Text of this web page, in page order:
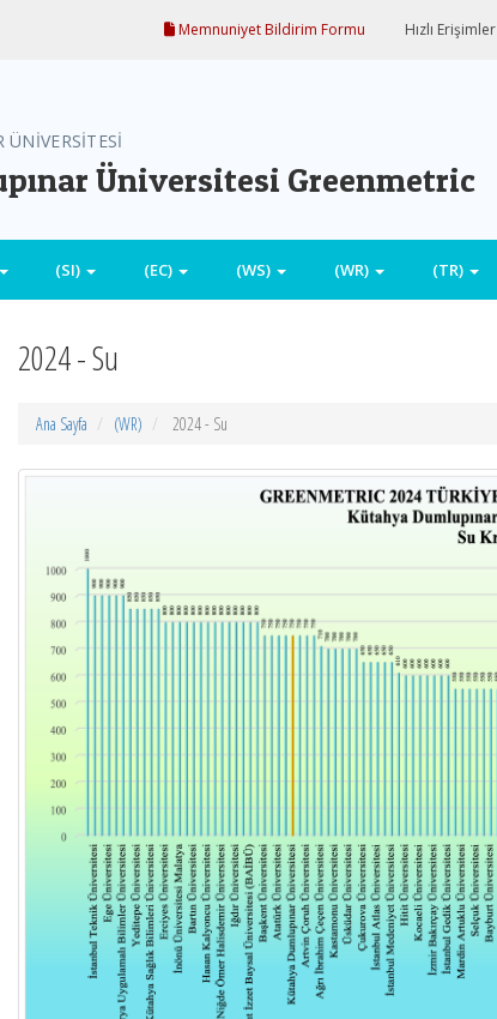
Memnuniyet Bildirim Formu Hızlı Erişimler
Üniversitesi Greenmetric
(SI) (EC) (WS) (WR) (TR)
2024 - Su
Ana Sayfa (WR) 2024 - Su